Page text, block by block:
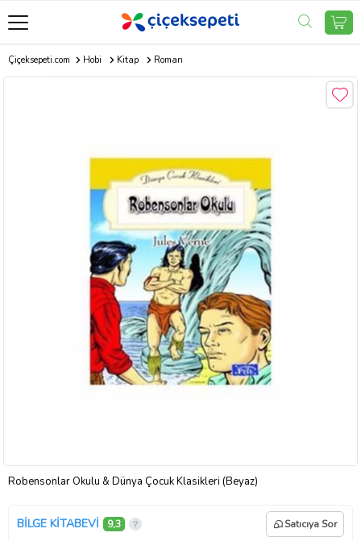
Çiçeksepeti.com Hobi Kitap Roman
Robensonlar Okulu & Dünya Çocuk Klasikleri (Beyaz)
BİLGE KİTABEVİ 9,3 Satıcıya Sor